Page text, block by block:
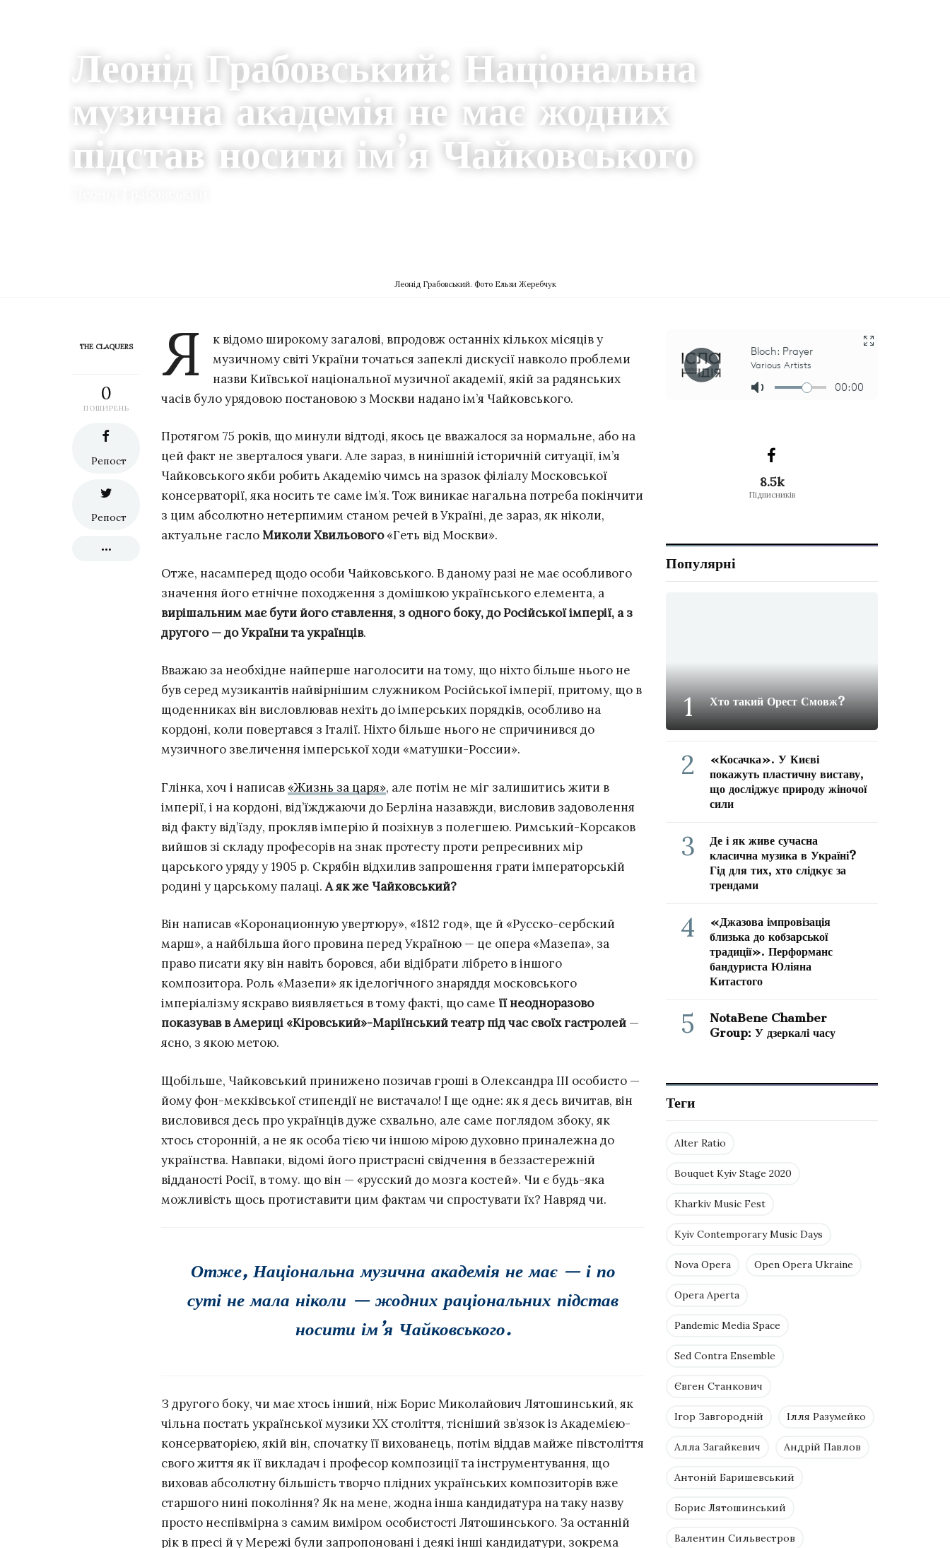
Леонід Грабовський: Національна
музична академія не має жодних
підстав носити ім’я Чайковського
Леонід Грабовський. Фото Ельзи Жеребчук
Я
к відомо широкому загалові, впродовж останніх кількох місяців у
музичному світі України точаться запеклі дискусії навколо проблеми
назви Київської національної музичної академії, якій за радянських
часів було урядовою постановою з Москви надано ім’я Чайковського.
Протягом 75 років, що минули відтоді, якось це вважалося за нормальне, або на
цей факт не зверталося уваги. Але зараз, в нинішній історичній ситуації, ім’я
Чайковського якби робить Академію чимсь на зразок філіалу Московської
консерваторії, яка носить те саме ім’я. Тож виникає нагальна потреба покінчити
з цим абсолютно нетерпимим станом речей в Україні, де зараз, як ніколи,
актуальне гаслоМиколи Хвильового«Геть від Москви».
Отже, насамперед щодо особи Чайковського. В даному разі не має особливого
значення його етнічне походження з домішкою українського елемента, а
вирішальним має бути його ставлення, з одного боку, до Російської імперії, а з
другого—до України та українців.
Вважаю за необхідне найперше наголосити на тому, що ніхто більше нього не
був серед музикантів найвірнішим служником Російської імперії, притому, що в
щоденниках він висловлював нехіть до імперських порядків, особливо на
кордоні, коли повертався з Італії. Ніхто більше нього не спричинився до
музичного звеличення імперської ходи «матушки-России».
Глінка, хоч і написав«Жизнь за царя», але потім не міг залишитись жити в
імперії, і на кордоні, від’їжджаючи до Берліна назавжди, висловив задоволення
від факту від’їзду, прокляв імперію й позіхнув з полегшею. Римський-Корсаков
вийшов зі складу професорів на знак протесту проти репресивних мір
царського уряду у 1905 р. Скрябін відхилив запрошення грати імператорській
родині у царському палаці.А як же Чайковський?
Він написав «Коронационную увертюру», «1812 год», ще й «Русско-сербский
марш», а найбільша його провина перед Україною — це опера «Мазепа», за
право писати яку він навіть боровся, аби відібрати лібрето в іншого
композитора. Роль «Мазепи» як іделогічного знаряддя московського
імперіалізму яскраво виявляється в тому факті, що саме її неодноразово
показував в Америці «Кіровський»-Маріїнський театр під час своїх гастролей —
ясно, з якою метою.
Щобільше, Чайковський принижено позичав гроші в Олександра III особисто —
йому фон-мекківської стипендії не вистачало! І ще одне: як я десь вичитав, він
висловився десь про українців дуже схвально, але саме поглядом збоку, як
хтось сторонній, а не як особа тією чи іншою мірою духовно приналежна до
українства. Навпаки, відомі його пристрасні свідчення в беззастережній
відданості Росії, в тому. що він — «русский до мозга костей». Чи є будь-яка
можливість щось протиставити цим фактам чи спростувати їх? Навряд чи.
Отже, Національна музична академія не має — і по
суті не мала ніколи — жодних раціональних підстав
носити ім’я Чайковського.
З другого боку, чи має хтось інший, ніж Борис Миколайович Лятошинський, як
чільна постать української музики ХХ століття, тісніший зв’язок із Академією-
консерваторією, якій він, спочатку її вихованець, потім віддав майже півстоліття
свого життя як її викладач i професор композиції та інструментування, що
виховав абсолютну більшість творчо плідних українських композиторів вже
старшого нині покоління? Як на мене, жодна інша кандидатура на таку назву
просто неспівмірна з самим виміром особистості Лятошинського. За останній
рік в пресі й у Мережі були запропоновані і деякі інші кандидатури, зокрема
THE CLAQUERS
0
ПОШИРЕНЬ
Репост
Репост
8.5k
Підписників
Популярні
1 Хто такий Орест Смовж?
2
«Косачка». У Києві
покажуть пластичну виставу,
що досліджує природу жіночої
сили
3
Де і як живе сучасна
класична музика в Україні?
Гід для тих, хто слідкує за
трендами
4
«Джазова імпровізація
близька до кобзарської
традиції». Перформанс
бандуриста Юліяна
Китастого
5
NotaBene Chamber
Group: У дзеркалі часу
Теги
Alter Ratio
Bouquet Kyiv Stage 2020
Kharkiv Music Fest
Kyiv Contemporary Music Days
Nova Opera Open Opera Ukraine
Opera Aperta
Pandemic Media Space
Sed Contra Ensemble
Євген Станкович
Ігор Завгородній Ілля Разумейко
Алла Загайкевич Андрій Павлов
Антоній Баришевський
Борис Лятошинський
Валентин Сильвестров